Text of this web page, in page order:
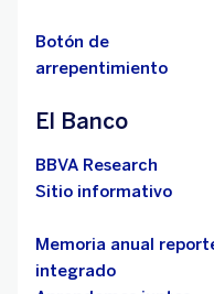
Botón de
arrepentimiento
El Banco
BBVA Research
Sitio informativo
Memoria anual
integrado